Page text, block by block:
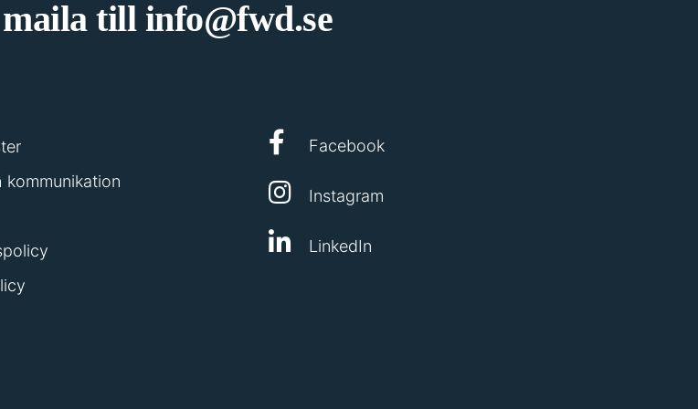
till info@fwd.se
kommunikation
Facebook
Instagram
LinkedIn